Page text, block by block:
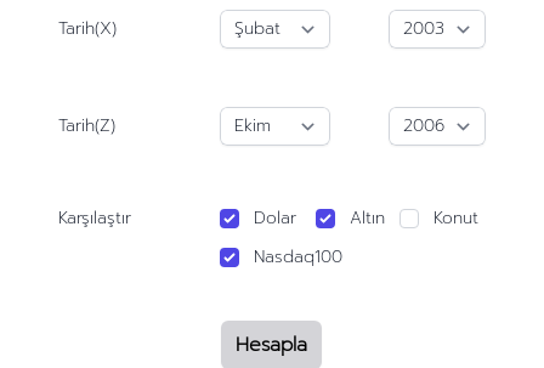
Tarih(X)
Tarih(Z)
Karşılaştır Dolar Altın
Konut
Nasdaq100
Hesapla